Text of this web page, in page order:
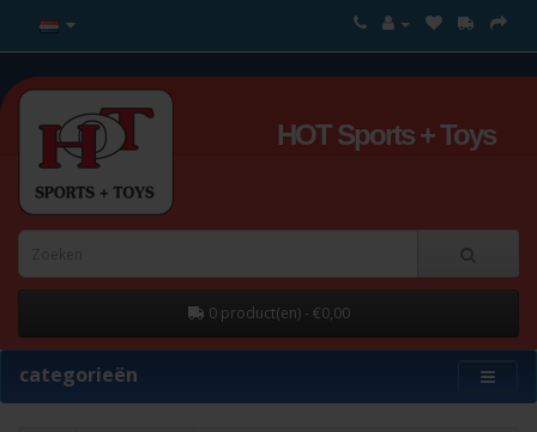
HOT Sports + Toys
0 product(en) - €0,00
categorieën